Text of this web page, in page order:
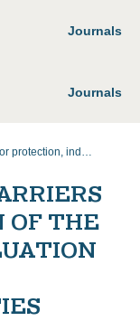
Journals
Journals
Labor protection, industrial safety, safety in emergency situations (subsoil use)
OF THE